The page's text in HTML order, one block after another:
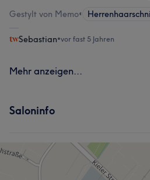
Gestylt von Memo•
Sebastian•vor fast 5 Jahren
Mehr anzeigen...
Saloninfo